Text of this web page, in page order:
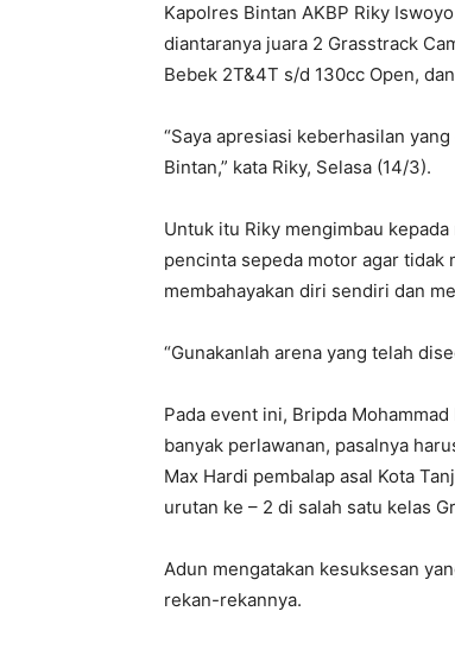
Kapolres Bintan AKBP Riky
diantaranya juara 2 Grasstrack
Bebek 2T&4T s/d 130cc Open,
“Saya apresiasi keberhasilan
Bintan,” kata Riky, Selasa (14/3).
Untuk itu Riky mengimbau
pencinta sepeda motor agar tidak
membahayakan diri sendiri dan
“Gunakanlah arena yang telah
Pada event ini, Bripda
banyak perlawanan, pasalnya
Max Hardi pembalap asal Kota
urutan ke – 2 di salah satu kelas
Adun mengatakan kesuksesan
rekan-rekannya.